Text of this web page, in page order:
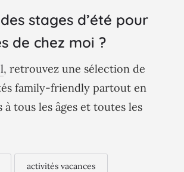
stages d’été pour
de chez moi ?
, retrouvez une sélection de
family-friendly partout en
à tous les âges et toutes les
activités vacances